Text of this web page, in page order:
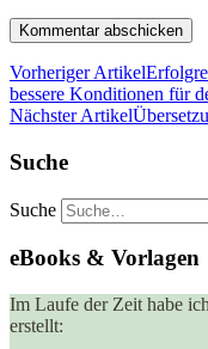
Vorheriger Artikel
bessere Konditionen für
Nächster Artikel
Suche
Suche
eBooks & Vorlagen
Im Laufe der Zeit habe
erstellt: